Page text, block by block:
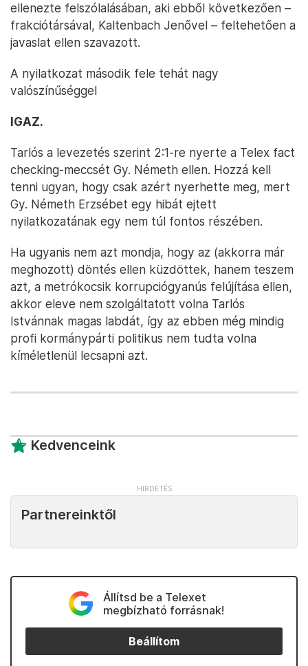
ellenezte felszólalásában, aki ebből következően –
frakciótársával, Kaltenbach Jenővel – feltehetően a
javaslat ellen szavazott.
A nyilatkozat második fele tehát nagy
valószínűséggel
IGAZ.
Tarlós a levezetés szerint 2:1-re nyerte a Telex fact
checking-meccsét Gy. Németh ellen. Hozzá kell
tenni ugyan, hogy csak azért nyerhette meg, mert
Gy. Németh Erzsébet egy hibát ejtett
nyilatkozatának egy nem túl fontos részében.
Ha ugyanis nem azt mondja, hogy az (akkorra már
meghozott) döntés ellen küzdöttek, hanem teszem
azt, a metrókocsik korrupciógyanús felújítása ellen,
akkor eleve nem szolgáltatott volna Tarlós
Istvánnak magas labdát, így az ebben még mindig
profi kormánypárti politikus nem tudta volna
kíméletlenül lecsapni azt.
Kedvenceink
Partnereinktől
Állítsd be a Telexet
megbízható forrásnak!
Beállítom